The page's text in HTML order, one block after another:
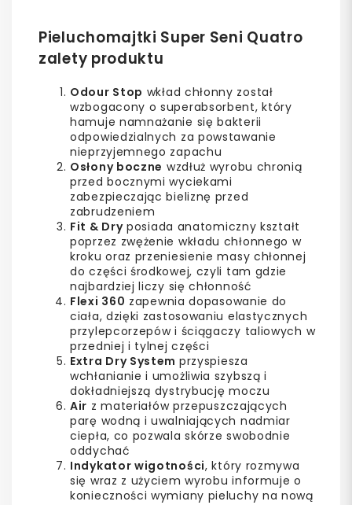
Pieluchomajtki Super Seni Quatro
zalety produktu
Odour Stop wkład chłonny został
wzbogacony o superabsorbent, który
hamuje namnażanie się bakterii
odpowiedzialnych za powstawanie
nieprzyjemnego zapachu
Osłony boczne wzdłuż wyrobu chronią
przed bocznymi wyciekami
zabezpieczając bieliznę przed
zabrudzeniem
Fit & Dryposiada anatomiczny kształt
poprzez zwężenie wkładu chłonnego w
kroku oraz przeniesienie masy chłonnej
do części środkowej, czyli tam gdzie
najbardziej liczy się chłonność
Flexi 360 zapewnia dopasowanie do
ciała, dzięki zastosowaniu elastycznych
przylepcorzepów i ściągaczy taliowych w
przedniej i tylnej części
Extra Dry System przyspiesza
wchłanianie i umożliwia szybszą i
dokładniejszą dystrybucję moczu
Air z materiałów przepuszczających
parę wodną i uwalniających nadmiar
ciepła, co pozwala skórze swobodnie
oddychać
Indykator wigotności, który rozmywa
się wraz z użyciem wyrobu informuje o
konieczności wymiany pieluchy na nową